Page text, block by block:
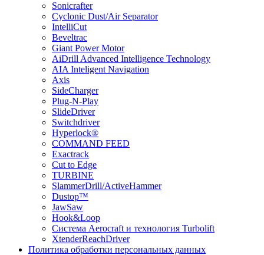
Sonicrafter
Cyclonic Dust/Air Separator
IntelliCut
Beveltrac
Giant Power Motor
AiDrill Advanced Intelligence Technology
AIA Inteligent Navigation
Axis
SideCharger
Plug-N-Play
SlideDriver
Switchdriver
Hyperlock®
COMMAND FEED
Exactrack
Cut to Edge
TURBINE
SlammerDrill/ActiveHammer
Dustop™
JawSaw
Hook&Loop
Cистема Aerocraft и технология Turbolift
XtenderReachDriver
Политика обработки персональных данных